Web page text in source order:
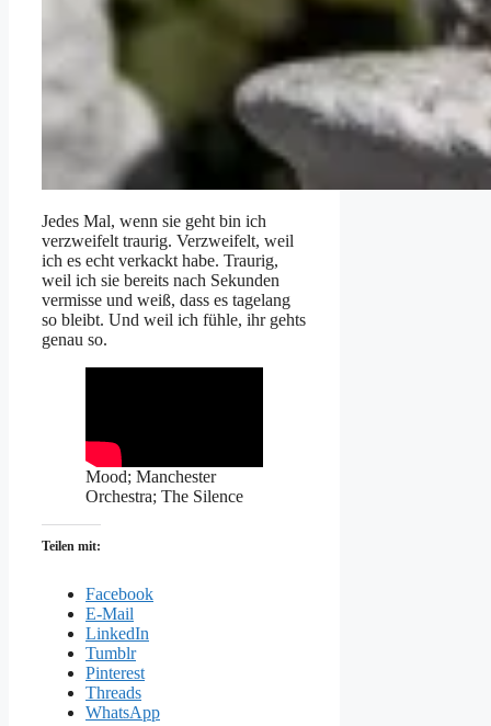
Jedes Mal, wenn sie geht bin ich
verzweifelt traurig. Verzweifelt, weil
ich es echt verkackt habe. Traurig,
weil ich sie bereits nach Sekunden
vermisse und weiß, dass es tagelang
so bleibt. Und weil ich fühle, ihr gehts
genau so.
Mood; Manchester
Orchestra; The Silence
Teilen mit:
Facebook
E-Mail
LinkedIn
Tumblr
Pinterest
Threads
WhatsApp